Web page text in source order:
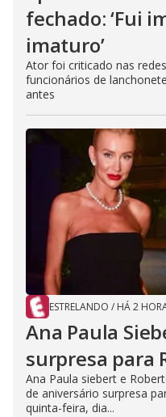
fechado: ‘Fui
imaturo’
Ator foi criticado nas
funcionários de
antes
ESTRELANDO / HÁ 2
Ana Paula
surpresa para
Ana Paula siebert e
de aniversário surpresa
quinta-feira, dia...